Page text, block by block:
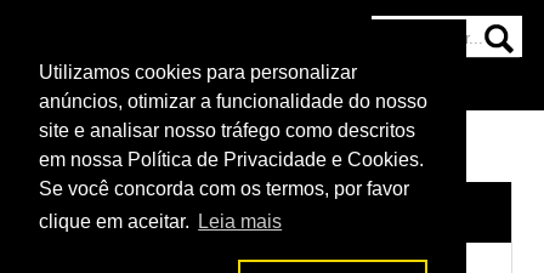
Utilizamos cookies para personalizar
anúncios, otimizar a funcionalidade do nosso
site e analisar nosso tráfego como descritos
em nossa Política de Privacidade e Cookies.
Se você concorda com os termos, por favor
clique em aceitar.
Leia mais
NOTÍCIAS
HOME LUTADORES /